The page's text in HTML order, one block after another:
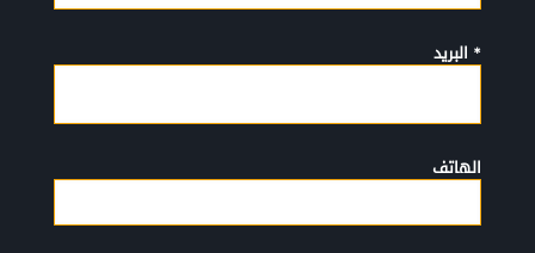
* البريد
الهاتف